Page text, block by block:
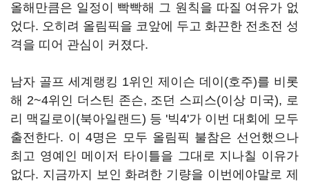
올해만큼은 일정이 빡빡해 그 원칙을 따질 여유가 없
었다. 오히려 올림픽을 코앞에 두고 화끈한 전초전 성
격을 띠어 관심이 커졌다.
남자 골프 세계랭킹 1위인 제이슨 데이(호주)를 비롯
해 2~4위인 더스틴 존슨, 조던 스피스(이상 미국), 로
리 맥길로이(북아일랜드) 등 '빅4'가 이번 대회에 모두
출전한다. 이 4명은 모두 올림픽 불참은 선언했으나
최고 영예인 메이저 타이틀을 그대로 지나칠 이유가
없다. 지금까지 보인 화려한 기량을 이번에야말로 제